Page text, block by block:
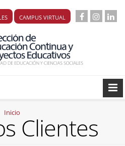
CAMPUS VIRTUAL
InicioClientes